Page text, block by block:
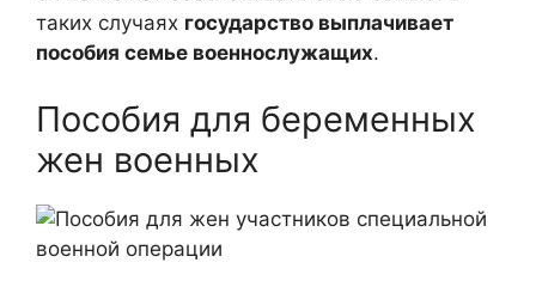
таких случаях государство выплачивает
пособия семье военнослужащих.
Пособия для беременных
жен военных